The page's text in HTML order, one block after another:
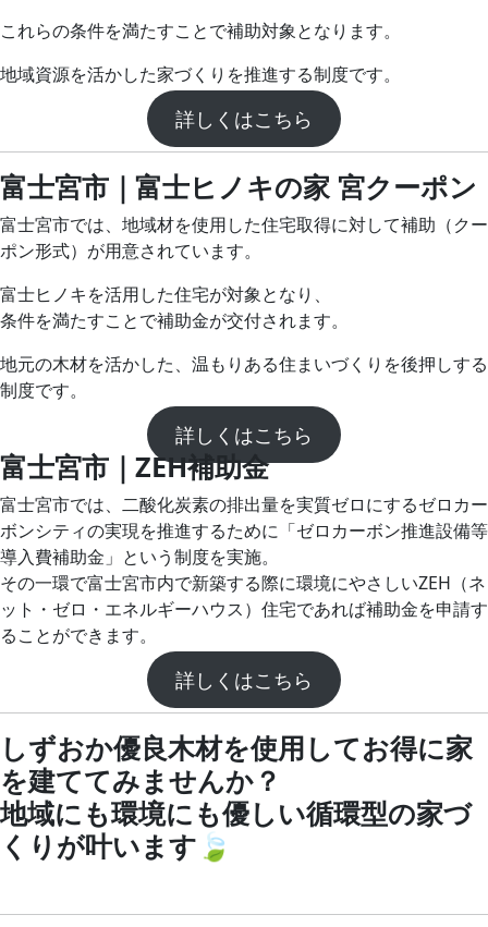
これらの条件を満たすことで補助対象となります。
地域資源を活かした家づくりを推進する制度です。
詳しくはこちら
富士宮市｜富士ヒノキの家 宮クーポン
富士宮市では、地域材を使用した住宅取得に対して補助（クー
ポン形式）が用意されています。
富士ヒノキを活用した住宅が対象となり、
条件を満たすことで補助金が交付されます。
地元の木材を活かした、温もりある住まいづくりを後押しする
制度です。
詳しくはこちら
富士宮市｜ZEH補助金
富士宮市では、二酸化炭素の排出量を実質ゼロにするゼロカー
ボンシティの実現を推進するために「ゼロカーボン推進設備等
導入費補助金」という制度を実施。
その一環で富士宮市内で新築する際に環境にやさしいZEH（ネ
ット・ゼロ・エネルギーハウス）住宅であれば補助金を申請す
ることができます。
詳しくはこちら
しずおか優良木材を使用してお得に家
を建ててみませんか？
地域にも環境にも優しい循環型の家づ
くりが叶います🍃